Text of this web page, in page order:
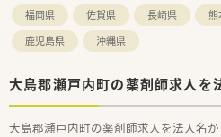
福岡県 佐賀県 長崎県 熊
鹿児島県
沖縄県
大島郡瀬戸内町の薬剤師求人を
大島郡瀬戸内町の薬剤師求人を法人名か